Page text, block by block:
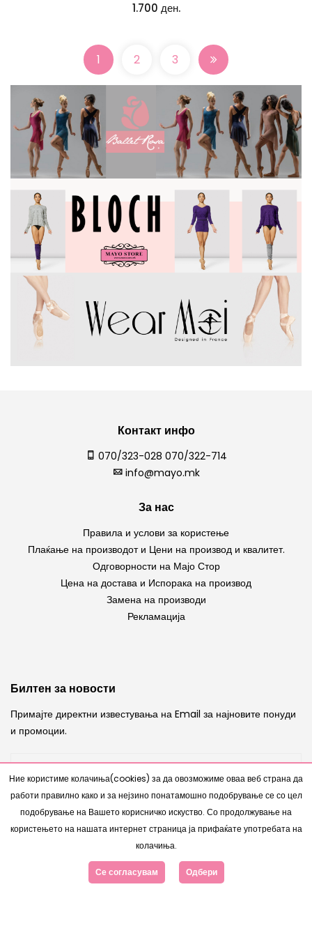
Ние користиме колачиња(cookies) за да овозможиме оваа веб страна да
работи правилно како и за нејзино понатамошно подобрување се со цел
подобрување на Вашето корисничко искуство. Со продолжување на
користењето на нашата интернет страница ја прифаќате употребата на
колачиња.
Се согласувам Одбери
1.700 ден.
1 2 3
Контакт инфо
070/323-028 070/322-714
info@mayo.mk
За нас
Правила и услови за користење
Плаќање на производот и Цени на производ и квалитет.
Одговорности на Мајо Стор
Цена на достава и Испорака на производ
Замена на производи
Рекламација
Билтен за новости
Примајте директни известувања на Email за најновите понуди
и промоции.
ИСПРАТИ
Copyright © 2007 - 2026 | Интернет Продавница